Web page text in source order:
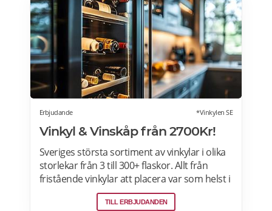
Erbjudande *Vinkylen SE
Vinkyl & Vinskåp från 2700Kr!
Sveriges största sortiment av vinkylar i olika
storlekar från 3 till 300+ flaskor. Allt från
fristående vinkylar att placera var som helst i
hemmet, till inbyggda eller integrerbara
vinkylar som elegant smälter in i
TILL ERBJUDANDEN